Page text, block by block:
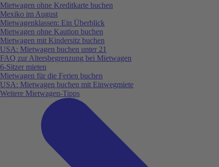
Mietwagen ohne Kreditkarte buchen
Mexiko im August
Mietwagenklassen: Ein Überblick
Mietwagen ohne Kaution buchen
Mietwagen mit Kindersitz buchen
USA: Mietwagen buchen unter 21
FAQ zur Altersbegrenzung bei Mietwagen
6-Sitzer mieten
Mietwagen für die Ferien buchen
USA: Mietwagen buchen mit Einwegmiete
Weitere Mietwagen-Tipps